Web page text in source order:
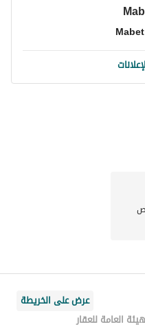
Mabet
عرض على الخريطة
العامة للعقار